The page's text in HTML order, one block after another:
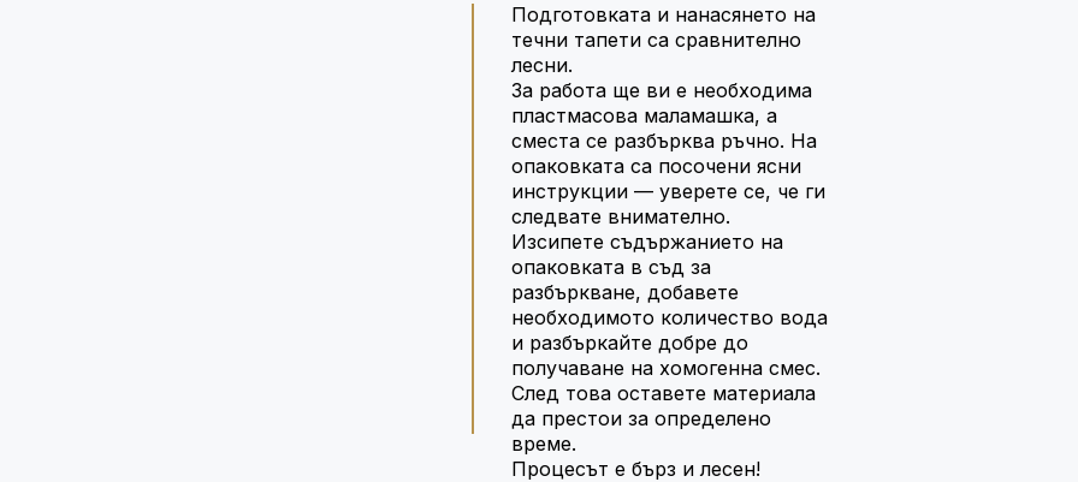
Подготовката и нанасянето на
течни тапети са сравнително
лесни.
За работа ще ви е необходима
пластмасова маламашка, а
сместа се разбърква ръчно. На
опаковката са посочени ясни
инструкции — уверете се, че ги
следвате внимателно.
Изсипете съдържанието на
опаковката в съд за
разбъркване, добавете
необходимото количество вода
и разбъркайте добре до
получаване на хомогенна смес.
След това оставете материала
да престои за определено
време.
Процесът е бърз и лесен!